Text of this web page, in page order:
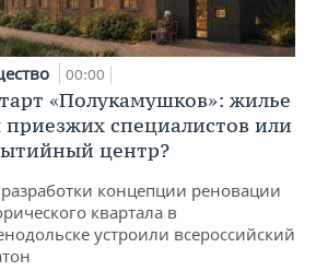
00:00
«Полукамушков»: жилье
приезжих специалистов или
центр?
концепции реновации
квартала в
устроили всероссийский